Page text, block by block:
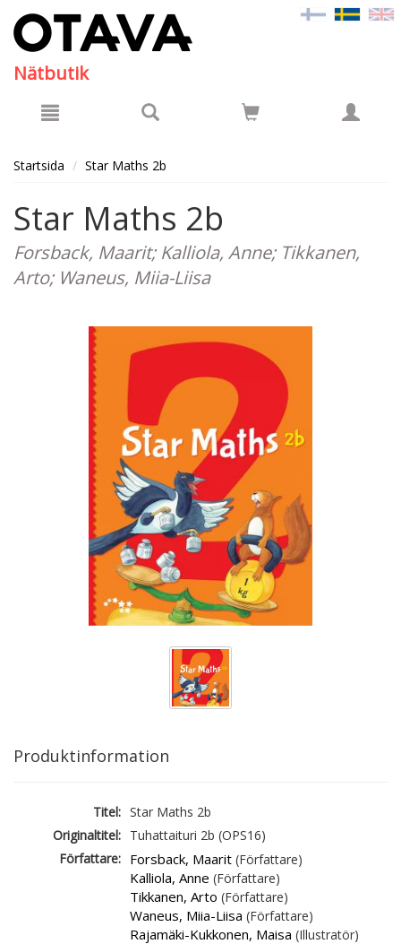
Nätbutik
Startsida Star Maths 2b
Star Maths 2b
Forsback, Maarit; Kalliola, Anne; Tikkanen,
Arto; Waneus, Miia-Liisa
Produktinformation
Titel: Star Maths 2b
Originaltitel: Tuhattaituri 2b (OPS16)
Författare: Forsback, Maarit (Författare)
Kalliola, Anne (Författare)
Tikkanen, Arto (Författare)
Waneus, Miia-Liisa (Författare)
Rajamäki-Kukkonen, Maisa (Illustratör)